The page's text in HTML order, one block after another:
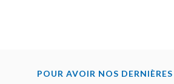
POUR AVOIR NOS